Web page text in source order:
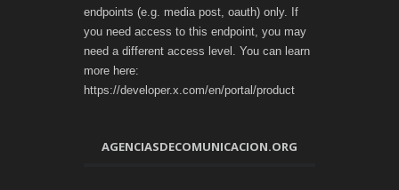
endpoints (e.g. media post, oauth) only. If
you need access to this endpoint, you may
need a different access level. You can learn
more here:
https://developer.x.com/en/portal/product
AGENCIASDECOMUNICACION.ORG